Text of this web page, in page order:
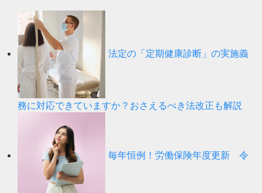
法定の「定期健康診断」の実施義
務に対応できていますか？おさえるべき法改正も解説
毎年恒例！労働保険年度更新 令